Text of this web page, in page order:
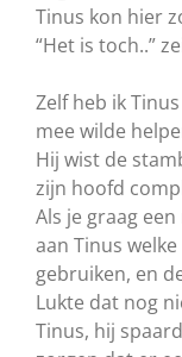
Tinus kon hier
“Het is toch..”
Zelf heb ik
mee wilde
Hij wist de
zijn hoofd
Als je graag
aan Tinus
gebruiken, en
Lukte dat nog
Tinus, hij